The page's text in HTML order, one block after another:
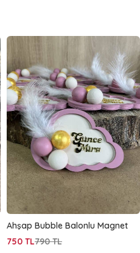
Ahşap Bubble Balonlu Magnet
790TL
750 TL